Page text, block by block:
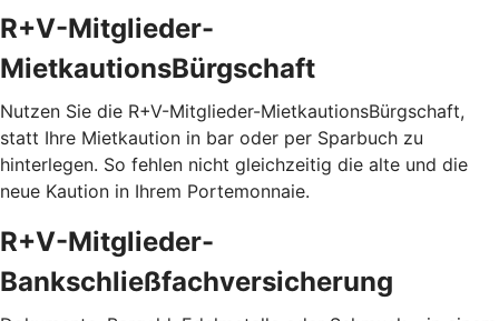
R+V-Mitglieder-
MietkautionsBürgschaft
Nutzen Sie die R+V-Mitglieder-MietkautionsBürgschaft,
statt Ihre Mietkaution in bar oder per Sparbuch zu
hinterlegen. So fehlen nicht gleichzeitig die alte und die
neue Kaution in Ihrem Portemonnaie.
R+V-Mitglieder-
Bankschließfachversicherung